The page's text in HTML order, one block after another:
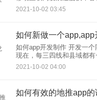
消费者在消费时“足不出户”
合性的电视平台相比，垂直
2021-10-02 03:45
如何新做一个app,app
如何app开发制作 开发一
现在，每三四线和县域都有
本地生活圈，一个本地生活
里发布关于同城，的信息，
2021-10-02 04:00